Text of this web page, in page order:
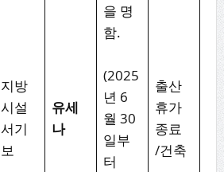
지방
시설
서기
보
유세
나
을 명
함.
(2025
년 6
월 30
일부
터
출산
휴가
종료
/건축